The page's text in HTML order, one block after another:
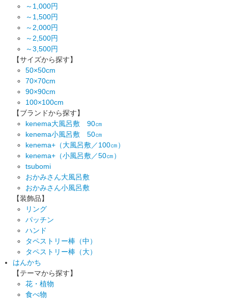
～1,000円
～1,500円
～2,000円
～2,500円
～3,500円
【サイズから探す】
50×50cm
70×70cm
90×90cm
100×100cm
【ブランドから探す】
kenema大風呂敷 90㎝
kenema小風呂敷 50㎝
kenema+（大風呂敷／100㎝）
kenema+（小風呂敷／50㎝）
tsubomi
おかみさん大風呂敷
おかみさん小風呂敷
【装飾品】
リング
パッチン
ハンド
タペストリー棒（中）
タペストリー棒（大）
はんかち
【テーマから探す】
花・植物
食べ物